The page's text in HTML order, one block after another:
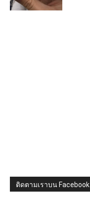
ติดตามเราบน Facebook